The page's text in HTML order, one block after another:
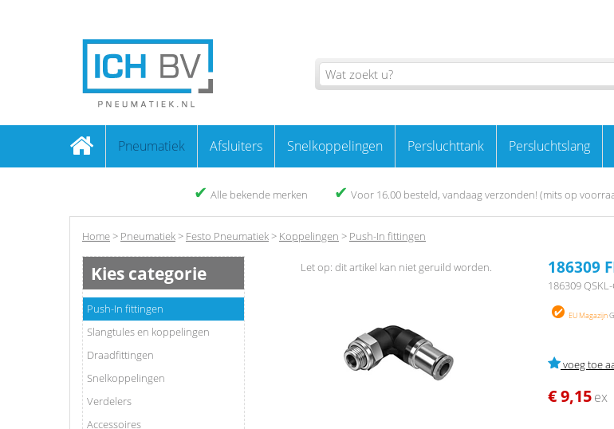
Pneumatiek Afsluiters Snelkoppelingen Persluchttank Persluchtslang
✔ Alle bekende merken ✔ Voor 16.00 besteld, vandaag verzonden! (mits op
Home> Pneumatiek> Festo Pneumatiek> Koppelingen > Push-In fittingen
Kies categorie
Push-In fittingen
Slangtules en koppelingen
Draadfittingen
Snelkoppelingen
Verdelers
Accessoires
Let op: dit artikel kan niet geruild worden. 186309
186309
EU Magazijn
voeg toe
€ 9,15ex